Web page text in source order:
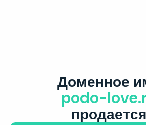
Доменное
podo-
продается